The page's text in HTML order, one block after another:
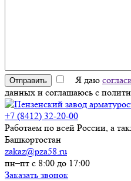
Отправить Я даю
данных и соглашаюсь с
+7 (8412) 32-20-00
Работаем по всей России, а
Башкортостан
zakaz@pza58.ru
пн–пт с 8:00 до 17:00
Заказать звонок